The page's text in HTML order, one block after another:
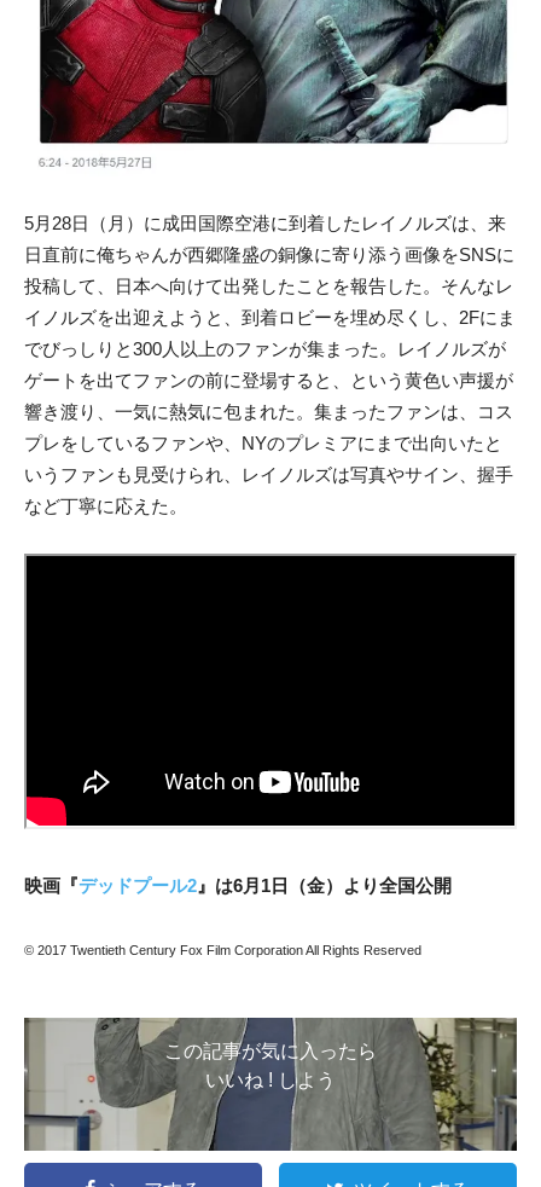
5月28日（月）に成田国際空港に到着したレイノルズは、来
日直前に俺ちゃんが西郷隆盛の銅像に寄り添う画像をSNSに
投稿して、日本へ向けて出発したことを報告した。そんなレ
イノルズを出迎えようと、到着ロビーを埋め尽くし、2Fにま
でびっしりと300人以上のファンが集まった。レイノルズが
ゲートを出てファンの前に登場すると、という黄色い声援が
響き渡り、一気に熱気に包まれた。集まったファンは、コス
プレをしているファンや、NYのプレミアにまで出向いたと
いうファンも見受けられ、レイノルズは写真やサイン、握手
など丁寧に応えた。
映画『デッドプール2 』は6月1日（金）より全国公開
© 2017 Twentieth Century Fox Film Corporation All Rights Reserved
この記事が気に入ったら
いいね ! しよう